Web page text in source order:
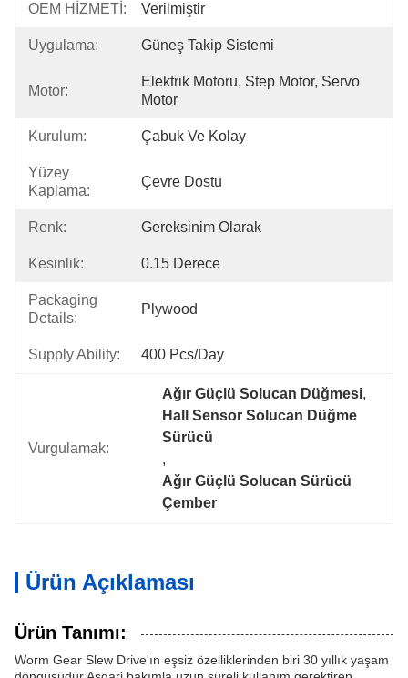
OEM HİZMETİ: Verilmiştir
Uygulama: Güneş Takip Sistemi
Motor:
Elektrik Motoru, Step Motor, Servo
Motor
Kurulum: Çabuk Ve Kolay
Yüzey
Kaplama:
Çevre Dostu
Renk: Gereksinim Olarak
Kesinlik: 0.15 Derece
Packaging
Details:
Plywood
Supply Ability: 400 Pcs/day
Vurgulamak:
Ağır Güçlü Solucan Düğmesi,
Hall Sensor Solucan Düğme
Sürücü
,
Ağır Güçlü Solucan Sürücü
Çember
Ürün Açıklaması
Ürün Tanımı:
Worm Gear Slew Drive'ın eşsiz özelliklerinden biri 30 yıllık yaşam